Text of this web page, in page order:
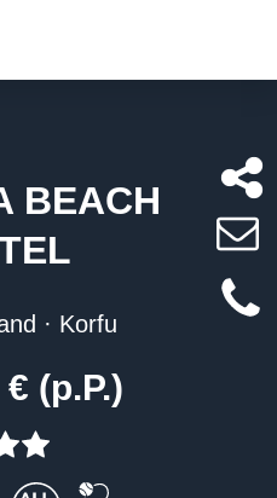
BEACH
· Korfu
(p.P.)